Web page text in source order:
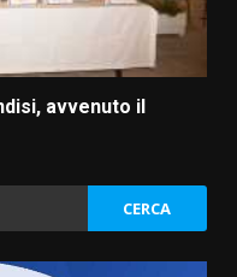
avvenuto il